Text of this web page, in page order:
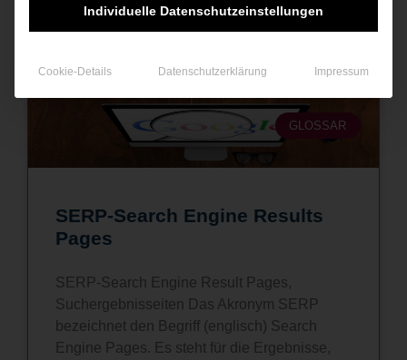
GLOSSAR
SERP-Search Engine Results
Pages
SERP-Search Engine Result Pages,
Suchergebnisseiten Das Akronym SERP
bezeichnet den Begriff (englisch) Search
Engine Pages. Es steht für die Ergebnisse,
Individuelle Datenschutzeinstellungen
Cookie-Details Datenschutzerklärung Impressum